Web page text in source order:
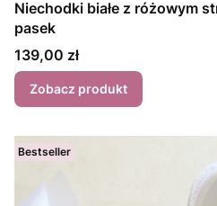
Niechodki białe z różowym
pasek
Cena
139,00 zł
Zobacz produkt
Bestseller